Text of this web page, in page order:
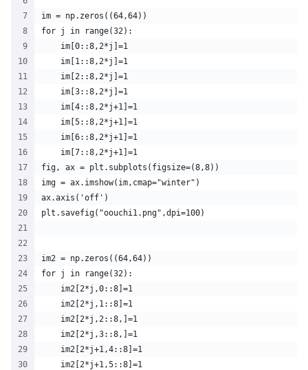
im = np.zeros((64,64))
for j in range(32):
    im[0::8,2*j]=1
    im[1::8,2*j]=1
    im[2::8,2*j]=1
    im[3::8,2*j]=1
    im[4::8,2*j+1]=1
    im[5::8,2*j+1]=1
    im[6::8,2*j+1]=1
    im[7::8,2*j+1]=1
fig, ax = plt.subplots(figsize=(8,8))
img = ax.imshow(im,cmap="winter")
ax.axis('off')
plt.savefig("oouchi1.png",dpi=100)
im2 = np.zeros((64,64))
for j in range(32):
    im2[2*j,0::8]=1
    im2[2*j,1::8]=1
    im2[2*j,2::8,]=1
    im2[2*j,3::8,]=1
    im2[2*j+1,4::8]=1
    im2[2*j+1,5::8]=1